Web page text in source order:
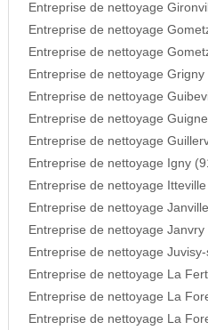
Entreprise de nettoyage
Entreprise de nettoyage
Entreprise de nettoyage
Entreprise de nettoyage Grigny
Entreprise de nettoyage
Entreprise de nettoyage
Entreprise de nettoyage
Entreprise de nettoyage Igny
Entreprise de nettoyage
Entreprise de nettoyage
Entreprise de nettoyage Janvry
Entreprise de nettoyage
Entreprise de nettoyage La
Entreprise de nettoyage La
Entreprise de nettoyage La